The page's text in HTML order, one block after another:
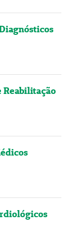
Reabilitação